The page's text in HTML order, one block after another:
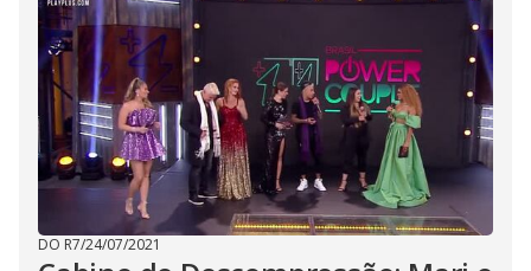
DO R7/24/07/2021